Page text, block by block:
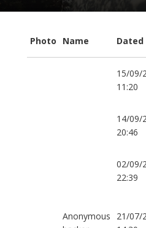
Photo Name Dated
15/09/
11:20
14/09/
20:46
02/09/
22:39
Anonymous
21/07/